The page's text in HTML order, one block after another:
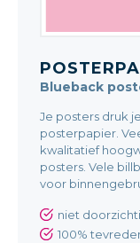
Blueback
Je posters druk
posterpapier.
kwalitatief
posters. Vele
voor
niet
100%